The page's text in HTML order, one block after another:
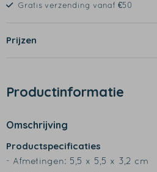
Gratis verzending vanaf €50
Prijzen
Productinformatie
Omschrijving
Productspecificaties
- Afmetingen: 5,5 x 5,5 x 3,2 cm